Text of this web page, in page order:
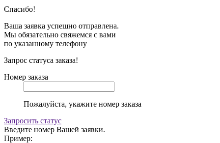
Спасибо!
Ваша заявка успешно отправлена.
Мы обязательно свяжемся с вами
по указанному телефону
Запрос статуса заказа!
Номер заказа
Пожалуйста, укажите номер заказа
Запросить статус
Введите номер Вашей заявки.
Пример: